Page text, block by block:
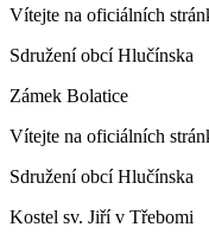
Vítejte na oficiálních
Sdružení obcí Hlučínska
Zámek Bolatice
Vítejte na oficiálních
Sdružení obcí Hlučínska
Kostel sv. Jiří v Třebomi